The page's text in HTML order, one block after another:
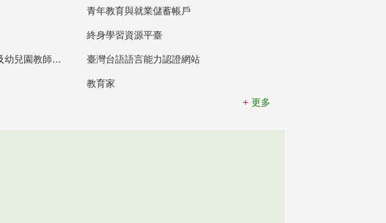
青年教育與就業儲蓄帳戶
終身學習資源平臺
教育部高中等以下學校及幼兒園教師資格檢定考試 臺灣台語語言能力認證網站
教育家
更多